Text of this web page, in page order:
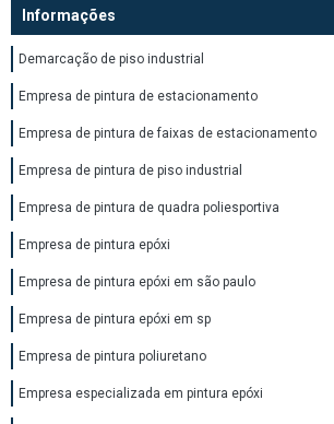
Informações
Demarcação de piso industrial
Empresa de pintura de estacionamento
Empresa de pintura de faixas de estacionamento
Empresa de pintura de piso industrial
Empresa de pintura de quadra poliesportiva
Empresa de pintura epóxi
Empresa de pintura epóxi em são paulo
Empresa de pintura epóxi em sp
Empresa de pintura poliuretano
Empresa especializada em pintura epóxi